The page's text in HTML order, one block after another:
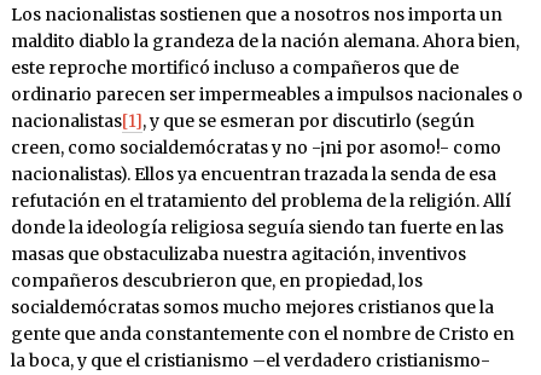
Los nacionalistas sostienen que a nosotros nos importa un
maldito diablo la grandeza de la nación alemana. Ahora bien,
este reproche mortificó incluso a compañeros que de
ordinario parecen ser impermeables a impulsos nacionales o
nacionalistas[1], y que se esmeran por discutirlo (según
creen, como socialdemócratas y no -¡ni por asomo!- como
nacionalistas). Ellos ya encuentran trazada la senda de esa
refutación en el tratamiento del problema de la religión. Allí
donde la ideología religiosa seguía siendo tan fuerte en las
masas que obstaculizaba nuestra agitación, inventivos
compañeros descubrieron que, en propiedad, los
socialdemócratas somos mucho mejores cristianos que la
gente que anda constantemente con el nombre de Cristo en
la boca, y que el cristianismo –el verdadero cristianismo-